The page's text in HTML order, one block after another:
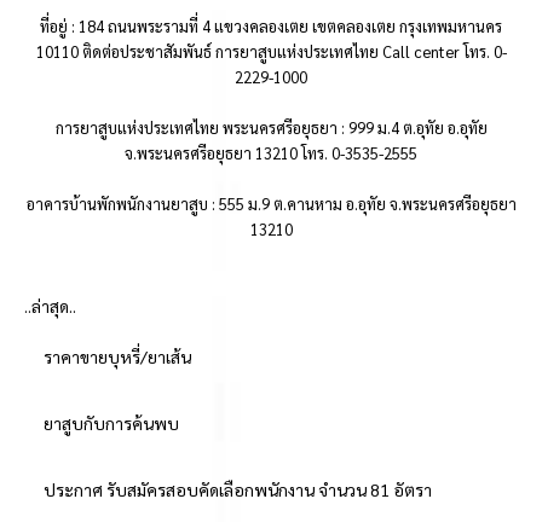
ที่อยู่ : 184 ถนนพระรามที่ 4 แขวงคลองเตย เขตคลองเตย กรุงเทพมหานคร
10110 ติดต่อประชาสัมพันธ์ การยาสูบแห่งประเทศไทย Call center โทร. 0-
2229-1000
การยาสูบแห่งประเทศไทย พระนครศรีอยุธยา : 999 ม.4 ต.อุทัย อ.อุทัย
จ.พระนครศรีอยุธยา 13210 โทร. 0-3535-2555
อาคารบ้านพักพนักงานยาสูบ : 555 ม.9 ต.คานหาม อ.อุทัย จ.พระนครศรีอยุธยา
13210
..ล่าสุด..
ราคาขายบุหรี่/ยาเส้น
ยาสูบกับการค้นพบ
ประกาศ รับสมัครสอบคัดเลือกพนักงาน จำนวน 81 อัตรา